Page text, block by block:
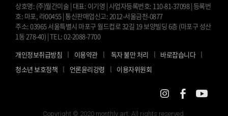
상호명: (주)월간미술 | 대표: 이기영 | 사업자등록번호: 110-81-37098 | 등록번
호: 마포, 라00455 | 통신판매업신고: 2012-서울금천-0877
주소: 03965 서울특별시 마포구 월드컵로 32길 19 보양빌딩 6층 (마포구 성산
1동 278-40) | TEL: 02-2088-7700
개인정보취급방침 l 이용약관 l 독자 불만 처리 l 바로잡습니다 l
청소년 보호정책 l 언론윤리강령 l 이용자위원회
Copyright © 2020 monthly art. All rights reserved.